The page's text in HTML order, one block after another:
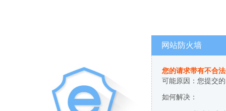
网站防火墙
您的请求带有不合
可能原因：您提交
如何解决：